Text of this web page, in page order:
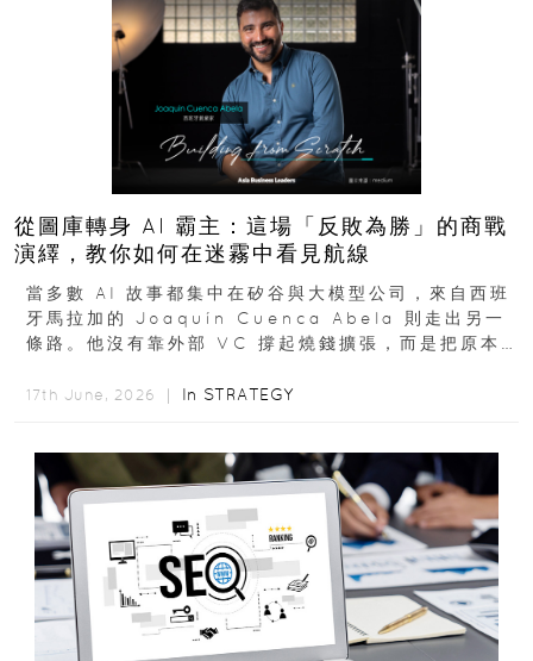
從圖庫轉身 AI 霸主：這場「反敗為勝」的商戰
演繹，教你如何在迷霧中看見航線
當多數 AI 故事都集中在矽谷與大模型公司，來自西班
牙馬拉加的 Joaquín Cuenca Abela 則走出另一
條路。他沒有靠外部 VC 撐起燒錢擴張，而是把原本
17th June, 2026 ｜ In STRATEGY